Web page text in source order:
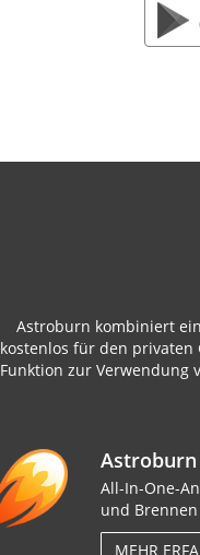
Astroburn kombiniert
kostenlos für den privaten
Funktion zur Verwendung
Astroburn
All-In-One-
und
MEHR